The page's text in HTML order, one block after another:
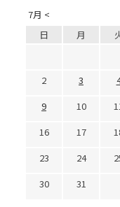
7月 <
日 月
2
3
9
10
16
17
23
24
30
31